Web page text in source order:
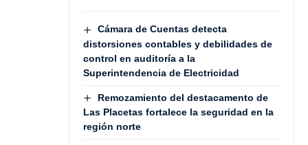
Cámara de Cuentas detecta
distorsiones contables y debilidades de
control en auditoría a la
Superintendencia de Electricidad
Remozamiento del destacamento de
Las Placetas fortalece la seguridad en la
región norte